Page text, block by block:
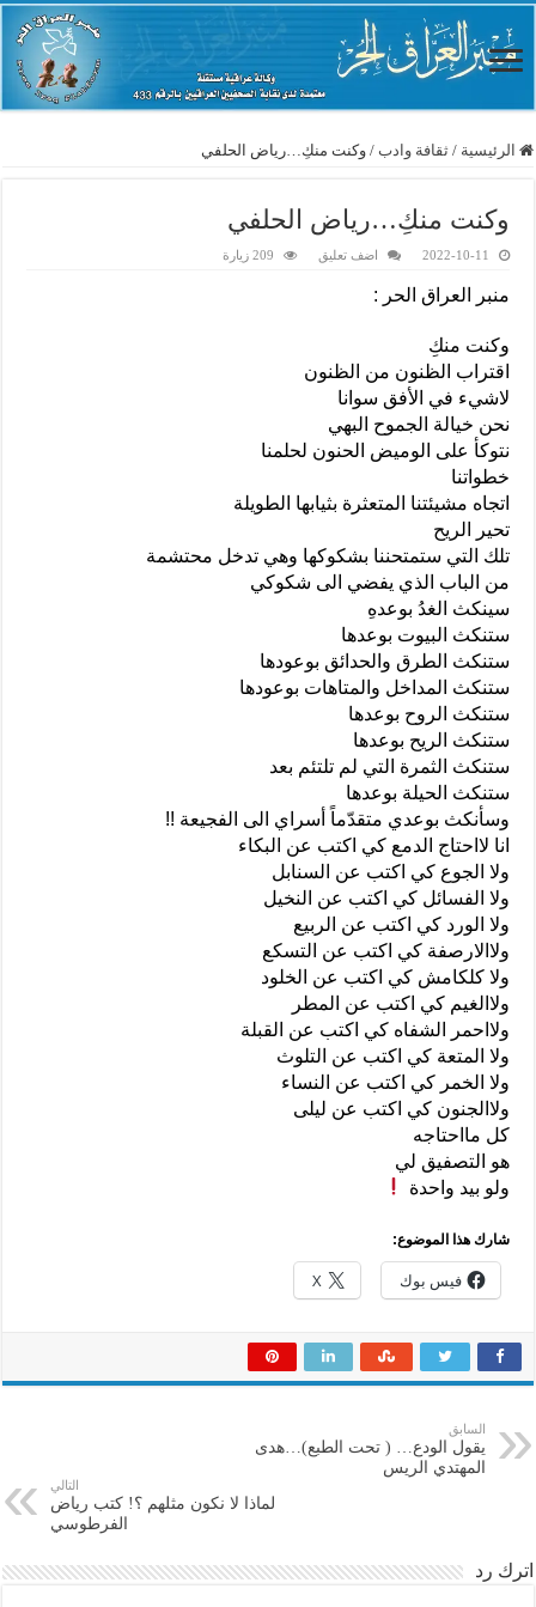
الرئيسية / ثقافة وادب / وكنت منكِ…رياض الحلفي
وكنت منكِ…رياض الحلفي
2022-10-11 اضف تعليق 209 زيارة
منبر العراق الحر :
وكنت منكِ
اقتراب الظنون من الظنون
لاشيء في الأفق سوانا
نحن خيالة الجموح البهي
نتوكأ على الوميض الحنون لحلمنا
خطواتنا
اتجاه مشيئتنا المتعثرة بثيابها الطويلة
تحير الريح
تلك التي ستمتحننا بشكوكها وهي تدخل محتشمة
من الباب الذي يفضي الى شكوكي
سينكث الغدُ بوعدهِ
ستنكث البيوت بوعدها
ستنكث الطرق والحدائق بوعودها
ستنكث المداخل والمتاهات بوعودها
ستنكث الروح بوعدها
ستنكث الريح بوعدها
ستنكث الثمرة التي لم تلتئم بعد
ستنكث الحيلة بوعدها
وسأنكث بوعدي متقدّماً أسراي الى الفجيعة !!
انا لااحتاج الدمع كي اكتب عن البكاء
ولا الجوع كي اكتب عن السنابل
ولا الفسائل كي اكتب عن النخيل
ولا الورد كي اكتب عن الربيع
ولاالارصفة كي اكتب عن التسكع
ولا كلكامش كي اكتب عن الخلود
ولاالغيم كي اكتب عن المطر
ولااحمر الشفاه كي اكتب عن القبلة
ولا المتعة كي اكتب عن التلوث
ولا الخمر كي اكتب عن النساء
ولاالجنون كي اكتب عن ليلى
كل مااحتاجه
هو التصفيق لي
ولو بيد واحدة
شارك هذا الموضوع:
فيس بوك X
السابق
يقول الودع… ( تحت الطبع)…هدى
المهتدي الريس
التالي
لماذا لا نكون مثلهم ؟! كتب رياض
الفرطوسي
اترك رد